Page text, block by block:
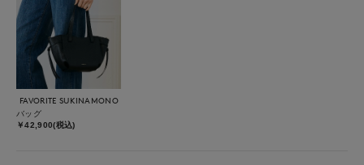
FAVORITE SUKINAMONO
バッグ
￥42,900(税込)